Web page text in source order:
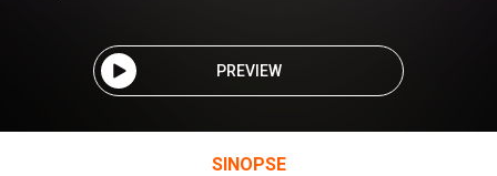
PREVIEW
SINOPSE